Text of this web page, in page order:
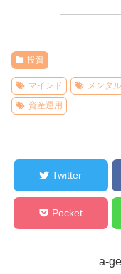
投資
マインド メンタル
資産運用
Twitter
Pocket
a-